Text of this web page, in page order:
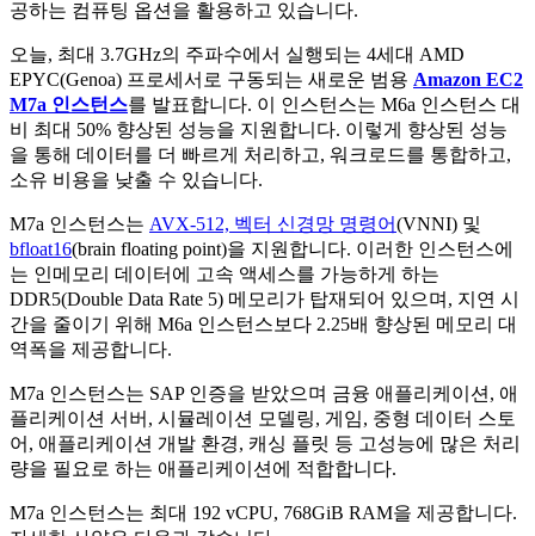
공하는 컴퓨팅 옵션을 활용하고 있습니다.
오늘, 최대 3.7GHz의 주파수에서 실행되는 4세대 AMD
EPYC(Genoa) 프로세서로 구동되는 새로운 범용 Amazon EC2
M7a 인스턴스를 발표합니다. 이 인스턴스는 M6a 인스턴스 대
비 최대 50% 향상된 성능을 지원합니다. 이렇게 향상된 성능
을 통해 데이터를 더 빠르게 처리하고, 워크로드를 통합하고,
소유 비용을 낮출 수 있습니다.
M7a 인스턴스는 AVX-512, 벡터 신경망 명령어(VNNI) 및
bfloat16(brain floating point)을 지원합니다. 이러한 인스턴스에
는 인메모리 데이터에 고속 액세스를 가능하게 하는
DDR5(Double Data Rate 5) 메모리가 탑재되어 있으며, 지연 시
간을 줄이기 위해 M6a 인스턴스보다 2.25배 향상된 메모리 대
역폭을 제공합니다.
M7a 인스턴스는 SAP 인증을 받았으며 금융 애플리케이션, 애
플리케이션 서버, 시뮬레이션 모델링, 게임, 중형 데이터 스토
어, 애플리케이션 개발 환경, 캐싱 플릿 등 고성능에 많은 처리
량을 필요로 하는 애플리케이션에 적합합니다.
M7a 인스턴스는 최대 192 vCPU, 768GiB RAM을 제공합니다.